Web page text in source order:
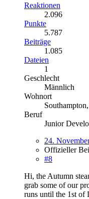
Reaktionen
2.096
Punkte
5.787
Beiträge
1.085
Dateien
1
Geschlecht
Männlich
Wohnort
Beruf
Junior
24.
Offizieller
#8
Hi, the Autumn
grab some of our
runs until the 1st of